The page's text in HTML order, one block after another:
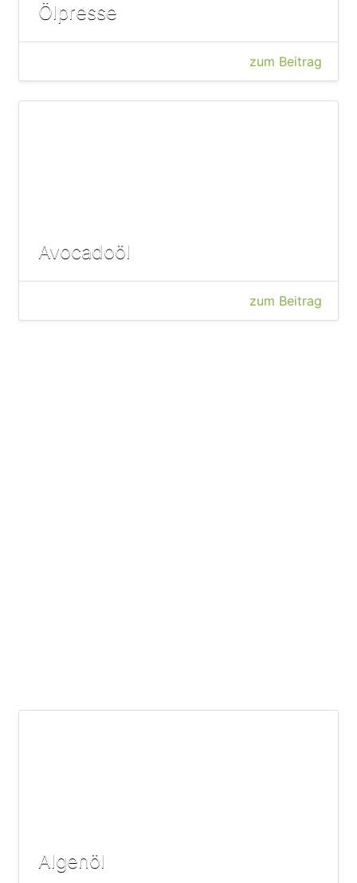
Ölpresse
zum Beitrag
Avocadoöl
zum Beitrag
Algenöl